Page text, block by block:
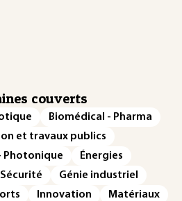
couverts
Biomédical - Pharma
et travaux publics
Photonique
Énergies
Génie industriel
Innovation
Matériaux